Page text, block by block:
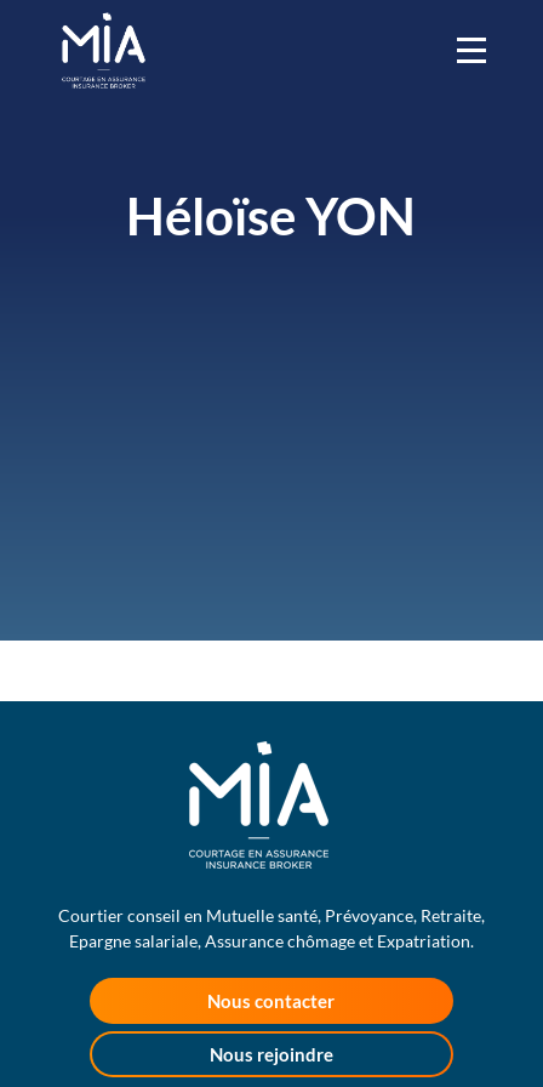
Héloïse YON
Courtier conseil en Mutuelle santé, Prévoyance, Retraite,
Epargne salariale, Assurance chômage et Expatriation.
Nous contacter
Nous rejoindre